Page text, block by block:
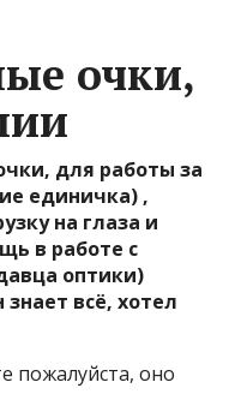
очки,
для работы за
единичка) ,
на глаза и
в работе с
оптики)
всё, хотел
пожалуйста, оно